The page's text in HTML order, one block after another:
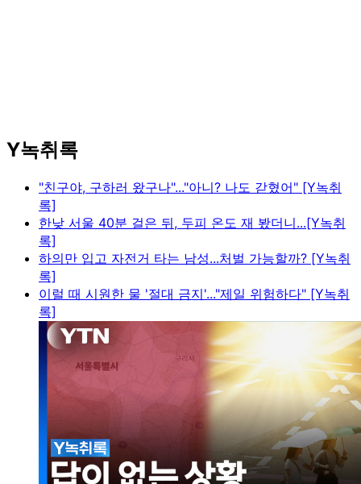
Y녹취록
"친구야, 구하러 왔구나"..."아니? 나도 갇혔어" [Y녹취
록]
한낮 서울 40분 걸은 뒤, 두피 온도 재 봤더니...[Y녹취
록]
하의만 입고 자전거 타는 남성...처벌 가능할까? [Y녹취
록]
이럴 때 시원한 물 '절대 금지'..."제일 위험하다" [Y녹취
록]